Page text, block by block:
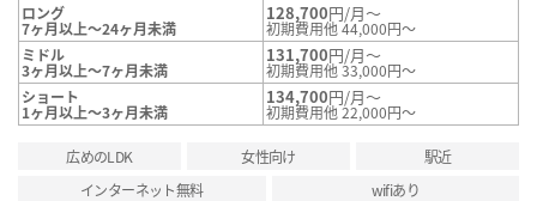
ロング
7ヶ月以上～24ヶ月未満
128,700円/月～
初期費用他 44,000円～
ミドル
3ヶ月以上～7ヶ月未満
131,700円/月～
初期費用他 33,000円～
ショート
1ヶ月以上～3ヶ月未満
134,700円/月～
初期費用他 22,000円～
広めのLDK 女性向け
駅近
インターネット無料
wifiあり